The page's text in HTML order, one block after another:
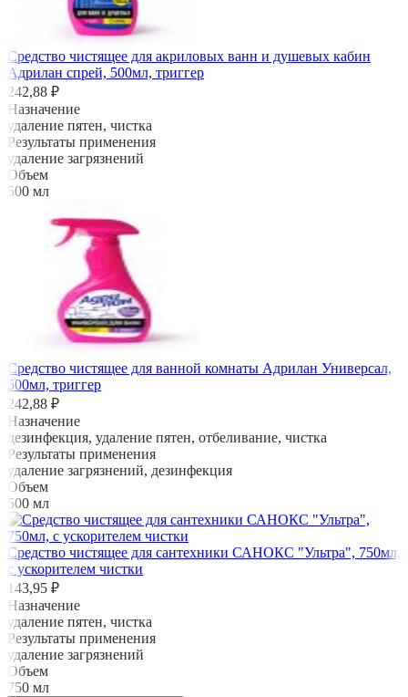
Средство чистящее для акриловых ванн и душевых кабин
Адрилан спрей, 500мл, триггер
242,88 ₽
Назначение
удаление пятен, чистка
Результаты применения
удаление загрязнений
Объем
500 мл
Средство чистящее для ванной комнаты Адрилан Универсал,
500мл, триггер
242,88 ₽
Назначение
дезинфекция, удаление пятен, отбеливание, чистка
Результаты применения
удаление загрязнений, дезинфекция
Объем
500 мл
Средство чистящее для сантехники САНОКС "Ультра", 750мл,
с ускорителем чистки
143,95 ₽
Назначение
удаление пятен, чистка
Результаты применения
удаление загрязнений
Объем
750 мл